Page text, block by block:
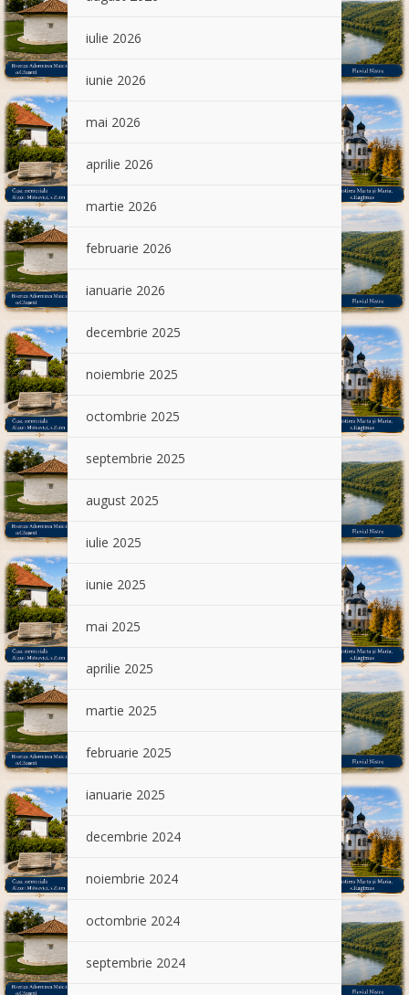
iulie 2026
iunie 2026
mai 2026
aprilie 2026
martie 2026
februarie 2026
ianuarie 2026
decembrie 2025
noiembrie 2025
octombrie 2025
septembrie 2025
august 2025
iulie 2025
iunie 2025
mai 2025
aprilie 2025
martie 2025
februarie 2025
ianuarie 2025
decembrie 2024
noiembrie 2024
octombrie 2024
septembrie 2024